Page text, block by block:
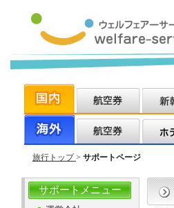
旅行トップ> サポートページ
サポートメニュー